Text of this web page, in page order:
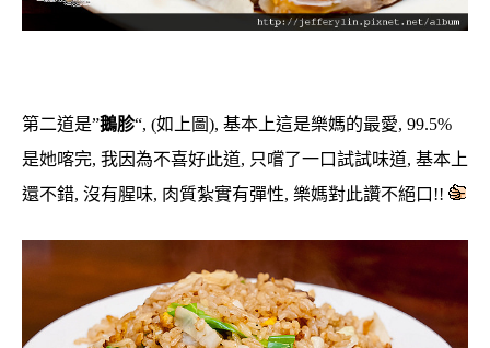
第二道是”鵝胗“, (如上圖), 基本上這是樂媽的最愛, 99.5%
是她喀完, 我因為不喜好此道, 只嚐了一口試試味道, 基本上
還不錯, 沒有腥味, 肉質紮實有彈性, 樂媽對此讚不絕口!!